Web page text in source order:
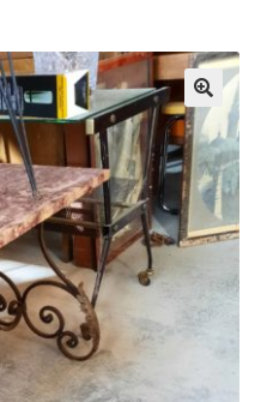
menu
enfant